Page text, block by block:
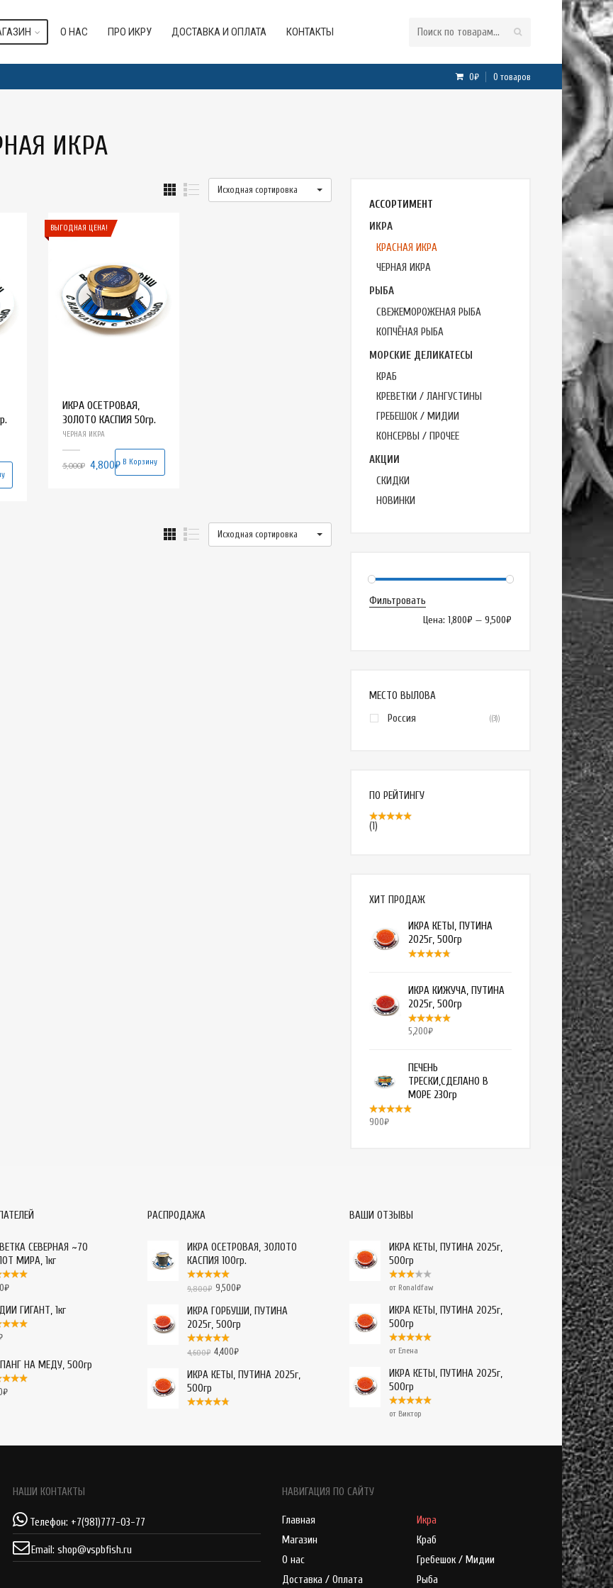
О НАС ПРО ИКРУ ДОСТАВКА И ОПЛАТА КОНТАКТЫ
0₽ 0 товаров
ИКРА
Исходная сортировка
ИКРА ОСЕТРОВАЯ,
ЗОЛОТО КАСПИЯ 50гр.
ЧЕРНАЯ ИКРА
5,000₽ 4,800₽
ВЫГОДНАЯ ЦЕНА!
В Корзину
Исходная сортировка
АССОРТИМЕНТ
ИКРА
КРАСНАЯ ИКРА
ЧЕРНАЯ ИКРА
РЫБА
СВЕЖЕМОРОЖЕНАЯ РЫБА
КОПЧЁНАЯ РЫБА
МОРСКИЕ ДЕЛИКАТЕСЫ
КРАБ
КРЕВЕТКИ / ЛАНГУСТИНЫ
ГРЕБЕШОК / МИДИИ
КОНСЕРВЫ / ПРОЧЕЕ
АКЦИИ
СКИДКИ
НОВИНКИ
Фильтровать
Цена: 1,800₽ — 9,500₽
МЕСТО ВЫЛОВА
Россия
(3)
ПО РЕЙТИНГУ
(1)
ХИТ ПРОДАЖ
ИКРА КЕТЫ, ПУТИНА
2025г, 500гр
ИКРА КИЖУЧА, ПУТИНА
2025г, 500гр
5,200₽
ПЕЧЕНЬ
ТРЕСКИ,СДЕЛАНО В
МОРЕ 230гр
900₽
СЕВЕРНАЯ ~70
МИРА, 1кг
₽
ГИГАНТ, 1кг
НА МЕДУ, 500гр
₽
РАСПРОДАЖА
ИКРА ОСЕТРОВАЯ, ЗОЛОТО
КАСПИЯ 100гр.
9,800₽ 9,500₽
ИКРА ГОРБУШИ, ПУТИНА
2025г, 500гр
4,600₽ 4,400₽
ИКРА КЕТЫ, ПУТИНА 2025г,
500гр
ВАШИ ОТЗЫВЫ
ИКРА КЕТЫ, ПУТИНА 2025г,
500гр
от Ronaldfaw
ИКРА КЕТЫ, ПУТИНА 2025г,
500гр
от Елена
ИКРА КЕТЫ, ПУТИНА 2025г,
500гр
от Виктор
НАШИ КОНТАКТЫ
Телефон: +7(981)777-03-77
Email: shop@vspbfish.ru
НАВИГАЦИЯ ПО САЙТУ
Главная
Магазин
О нас
Доставка / Оплата
Икра
Краб
Гребешок / Мидии
Рыба